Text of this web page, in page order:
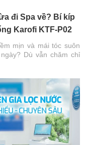
đi Spa về? Bí kíp
Karofi KTF-P02
mịn và mái tóc suôn
Dù vẫn chăm chỉ